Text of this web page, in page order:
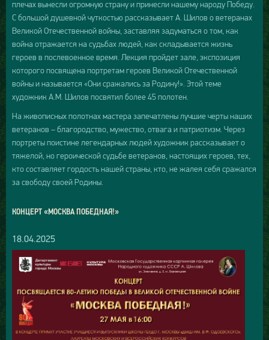
плечах вынесли огромную страну и принесли нашему народу Победу.
С большой душевной чуткостью рассказывает А. Шилов о ветеранах
Великой Отечественной войны, заставляя задуматься о том, как
война отражается на судьбах людей, как складывается жизнь
героев в послевоенное время. Лекция пройдет зале, экспозиция
которого посвящена портретам героев Великой Отечественной
войны и называется «Они сражались за Родину!». Этой теме
художник А.М. Шилов посвятил более 45 полотен.
На живописных полотнах мастера запечатлены лучшие черты наших
ветеранов – благородство, мужество, отвага и патриотизм. Через
портреты поистине легендарных людей художник рассказывает о
тяжелой, но героической судьбе ветеранов, настоящих героев, тех,
кто составляет гордость нашей страны, кто, не жалея себя сражался
за свободу своей Родины.
КОНЦЕРТ «МОСКВА ПОБЕДНАЯ!»
18.04.2025